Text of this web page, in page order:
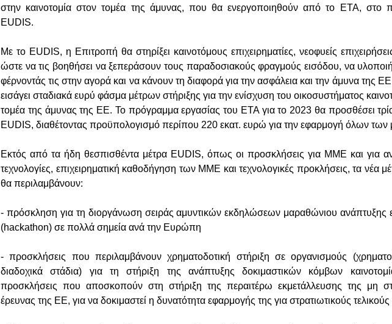
στην καινοτομία στον τομέα της άμυνας, που θα ενεργοποιηθούν από το ΕΤΑ, στο
EUDIS.
Με το EUDIS, η Επιτροπή θα στηρίξει καινοτόμους επιχειρηματίες, νεοφυείς
ώστε να τις βοηθήσει να ξεπεράσουν τους παραδοσιακούς φραγμούς εισόδου, να
φέρνοντάς τις στην αγορά και να κάνουν τη διαφορά για την ασφάλεια και την άμυνα της
εισάγει σταδιακά ευρύ φάσμα μέτρων στήριξης για την ενίσχυση του οικοσυστήματος
τομέα της άμυνας της ΕΕ. Το πρόγραμμα εργασίας του ΕΤΑ για το 2023 θα προσθέσει
EUDIS, διαθέτοντας προϋπολογισμό περίπου 220 εκατ. ευρώ για την εφαρμογή όλων των
Εκτός από τα ήδη θεσπισθέντα μέτρα EUDIS, όπως οι προσκλήσεις για ΜΜΕ και για
τεχνολογίες, επιχειρηματική καθοδήγηση των ΜΜΕ και τεχνολογικές προκλήσεις, τα νέα
θα περιλαμβάνουν:
- πρόσκληση για τη διοργάνωση σειράς αμυντικών εκδηλώσεων μαραθώνιου ανάπτυξης
(hackathon) σε πολλά σημεία ανά την Ευρώπη
- προσκλήσεις που περιλαμβάνουν χρηματοδοτική στήριξη σε οργανισμούς
διαδοχικά στάδια) για τη στήριξη της ανάπτυξης δοκιμαστικών κόμβων
προσκλήσεις που αποσκοπούν στη στήριξη της περαιτέρω εκμετάλλευσης της μη
έρευνας της ΕΕ, για να δοκιμαστεί η δυνατότητα εφαρμογής της για στρατιωτικούς